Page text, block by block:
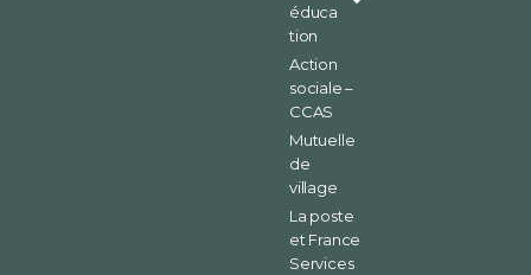
éduca
tion
Action
sociale –
CCAS
Mutuelle
de
village
La poste
et France
Services